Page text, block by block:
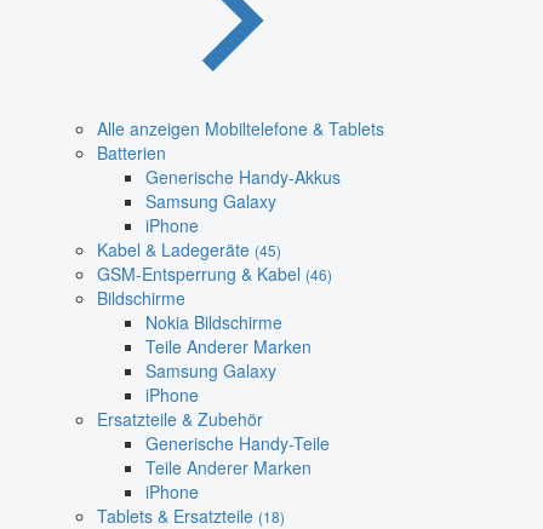
Alle anzeigen Mobiltelefone & Tablets
Batterien
Generische Handy-Akkus
Samsung Galaxy
iPhone
Kabel & Ladegeräte (45)
GSM-Entsperrung & Kabel (46)
Bildschirme
Nokia Bildschirme
Teile Anderer Marken
Samsung Galaxy
iPhone
Ersatzteile & Zubehör
Generische Handy-Teile
Teile Anderer Marken
iPhone
Tablets & Ersatzteile (18)